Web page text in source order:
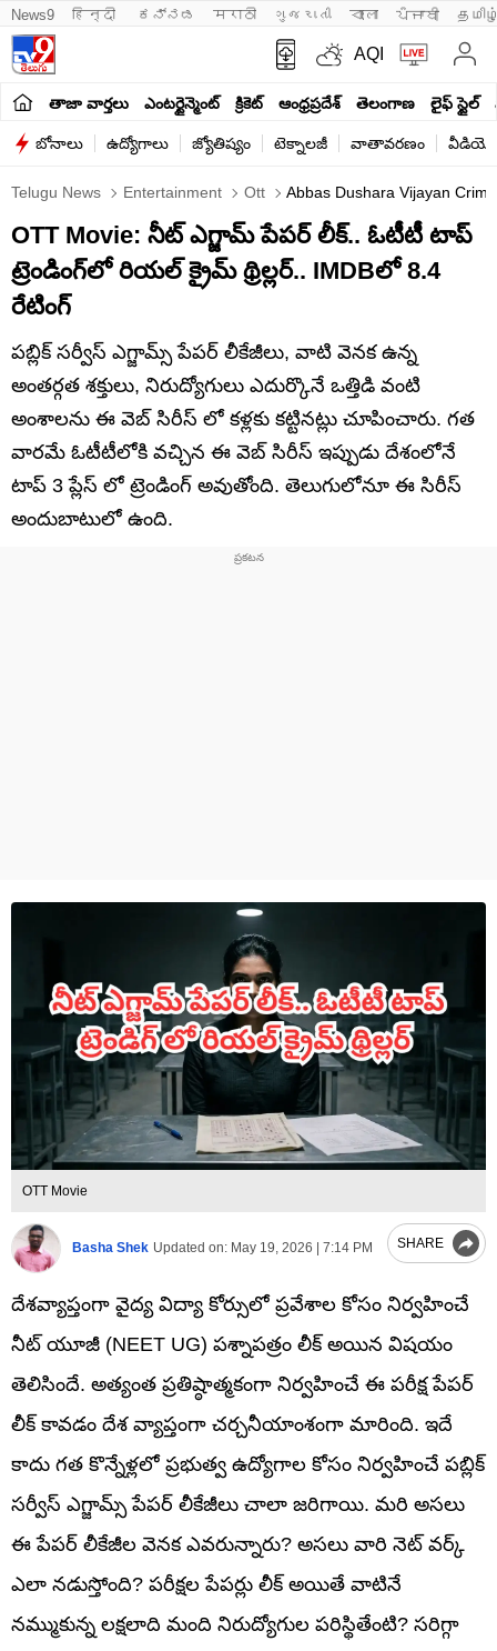
News9 हिन्दी ಕನ್ನಡ मराठी ગુજરાતી বাংলা ਪੰਜਾਬੀ
AQI
తాజా వార్తలు ఎంటర్టైన్మెంట్ క్రికెట్ ఆంధ్రప్రదేశ్ తెలంగాణ లైఫ్ స్టైల్
బోనాలు ఉద్యోగాలు జ్యోతిష్యం టెక్నాలజీ వాతావరణం
Telugu News Entertainment Ott Abbas Dushara Vijayan
OTT Movie: నీట్ ఎగ్జామ్ పేపర్ లీక్.. ఓటీటీ టాప్
ట్రెండింగ్‌లో రియల్ క్రైమ్ థ్రిల్లర్.. IMDBలో 8.4
రేటింగ్
పబ్లిక్ సర్వీస్ ఎగ్జామ్స్ పేపర్ లీకేజీలు, వాటి వెనక ఉన్న
అంతర్గత శక్తులు, నిరుద్యోగులు ఎదుర్కొనే ఒత్తిడి వంటి
అంశాలను ఈ వెబ్ సిరీస్ లో కళ్లకు కట్టినట్లు చూపించారు. గత
వారమే ఓటీటీలోకి వచ్చిన ఈ వెబ్ సిరీస్ ఇప్పుడు దేశంలోనే
టాప్ 3 ప్లేస్ లో ట్రెండింగ్ అవుతోంది. తెలుగులోనూ ఈ సిరీస్
అందుబాటులో ఉంది.
OTT Movie
Basha Shek Updated on: May 19, 2026 | 7:14 PM SHARE
దేశవ్యాప్తంగా వైద్య విద్యా కోర్సులో ప్రవేశాల కోసం నిర్వహించే
నీట్ యూజీ (NEET UG) పశ్నాపత్రం లీక్ అయిన విషయం
తెలిసిందే. అత్యంత ప్రతిష్ఠాత్మకంగా నిర్వహించే ఈ పరీక్ష పేపర్
లీక్ కావడం దేశ వ్యాప్తంగా చర్చనీయాంశంగా మారింది. ఇదే
కాదు గత కొన్నేళ్లలో ప్రభుత్వ ఉద్యోగాల కోసం నిర్వహించే పబ్లిక్
సర్వీస్ ఎగ్జామ్స్ పేపర్ లీకేజీలు చాలా జరిగాయి. మరి అసలు
ఈ పేపర్ లీకేజీల వెనక ఎవరున్నారు? అసలు వారి నెట్ వర్క్
ఎలా నడుస్తోంది? పరీక్షల పేపర్లు లీక్ అయితే వాటినే
నమ్ముకున్న లక్షలాది మంది నిరుద్యోగుల పరిస్థితేంటి? సరిగ్గా